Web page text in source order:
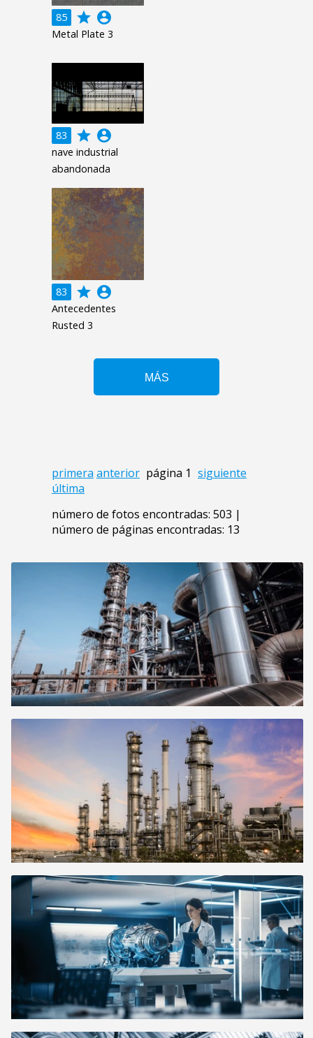
85 grade account_circle
Metal Plate 3
83 grade account_circle
nave industrial
abandonada
83 grade account_circle
Antecedentes
Rusted 3
primera anterior página 1 siguiente
última
número de fotos encontradas: 503 |
número de páginas encontradas: 13